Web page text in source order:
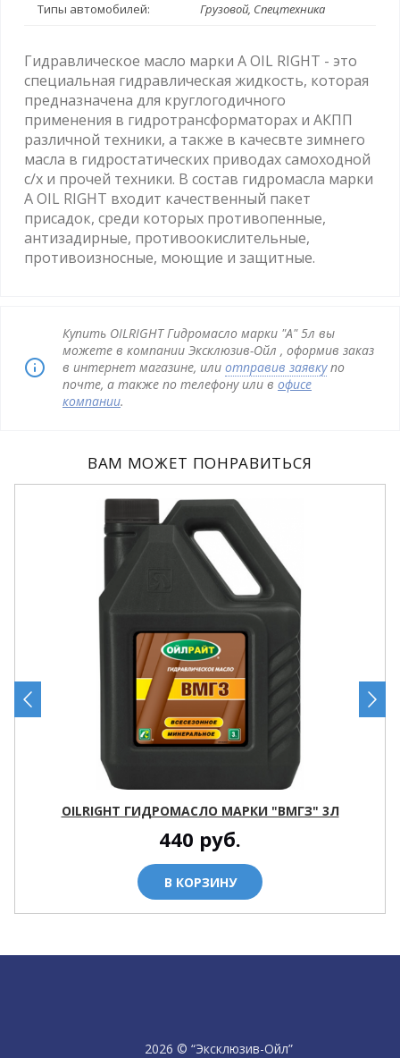
Типы автомобилей: Грузовой, Спецтехника
Гидравлическое масло марки А OIL RIGHT - это
специальная гидравлическая жидкость, которая
предназначена для круглогодичного
применения в гидротрансформаторах и АКПП
различной техники, а также в качесвте зимнего
масла в гидростатических приводах самоходной
с/х и прочей техники. В состав гидромасла марки
А OIL RIGHT входит качественный пакет
присадок, среди которых противопенные,
антизадирные, противоокислительные,
противоизносные, моющие и защитные.
Купить OILRIGHT Гидромасло марки "А" 5л вы
можете в компании Эксклюзив-Ойл , оформив заказ
в интернет магазине, или отправив заявкупо
почте, а также по телефону или в офисе
компании.
ВАМ МОЖЕТ ПОНРАВИТЬСЯ
OILRIGHT ГИДРОМАСЛО МАРКИ "ВМГЗ" 3Л
440 руб.
В КОРЗИНУ
2026 © “Эксклюзив-Ойл”